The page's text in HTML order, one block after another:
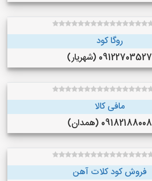
روگا کود
09122703527 (شهریار)
مافی کالا
09182188008 (همدان)
فروش کود کلات آهن